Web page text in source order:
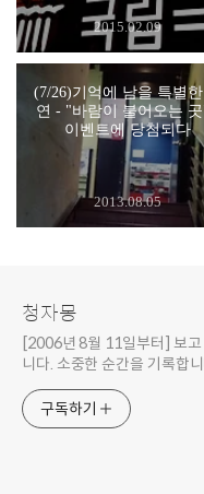
2015.02.09
(7/26)기억에 남을 특별
연 - "바람이 불어오는
이벤트에 당첨되다
2013.08.05
청자몽
[2006년 8월 11일부터] 보
니다. 소중한 순간을 기록합
구독하기